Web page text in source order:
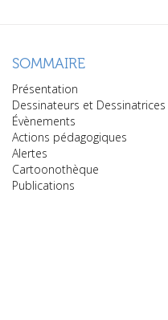
SOMMAIRE
Présentation
Dessinateurs et Dessinatrices
Évènements
Actions pédagogiques
Alertes
Cartoonothèque
Publications